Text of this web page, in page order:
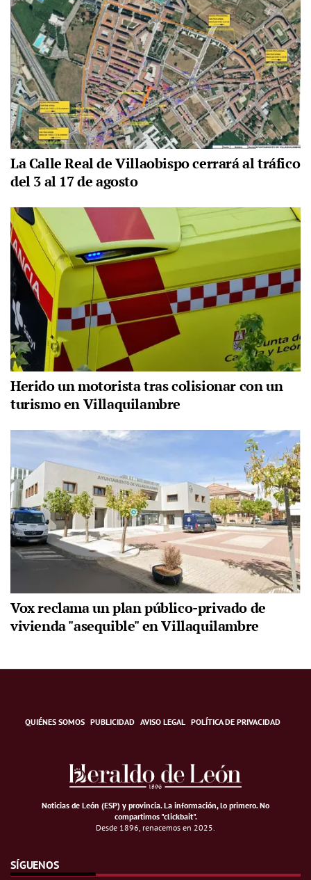
La Calle Real de Villaobispo cerrará al tráfico
del 3 al 17 de agosto
Herido un motorista tras colisionar con un
turismo en Villaquilambre
Vox reclama un plan público-privado de
vivienda "asequible" en Villaquilambre
QUIÉNES SOMOS PUBLICIDAD AVISO LEGAL POLÍTICA DE PRIVACIDAD
Noticias de León (ESP) y provincia. La información, lo primero.No
compartimos "clickbait".
Desde 1896, renacemos en 2025.
SÍGUENOS